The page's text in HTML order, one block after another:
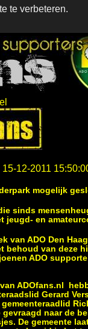
te verbeteren.
12-2011
mogelijk
sinds
jeugd- en
van ADO Den
behoud van deze
ADO
ADOfans.nl
Gerard
gevraagd naar de
De gemeente